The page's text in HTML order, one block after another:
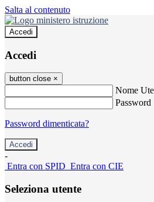
Salta al contenuto
Accedi
Accedi
button close ×
Nome
Password
Password dimenticata?
-
Entra con SPID Entra con CIE
Seleziona utente